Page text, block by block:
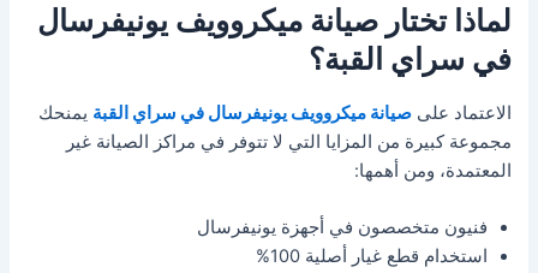
لماذا تختار صيانة ميكروويف يونيفرسال
في سراي القبة؟
الاعتماد علىصيانة ميكروويف يونيفرسال في سراي القبة يمنحك
مجموعة كبيرة من المزايا التي لا تتوفر في مراكز الصيانة غير
المعتمدة، ومن أهمها:
فنيون متخصصون في أجهزة يونيفرسال
استخدام قطع غيار أصلية 100%